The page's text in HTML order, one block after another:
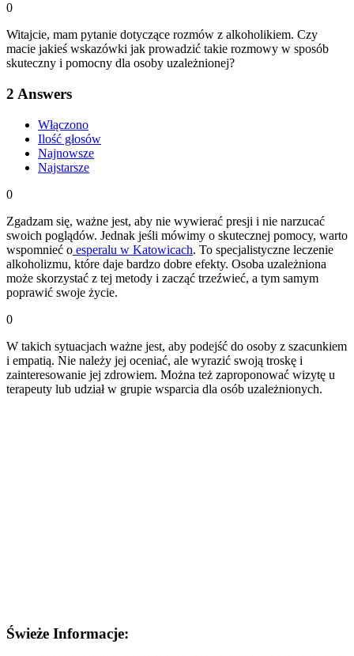
0
Witajcie, mam pytanie dotyczące rozmów z alkoholikiem. Czy
macie jakieś wskazówki jak prowadzić takie rozmowy w sposób
skuteczny i pomocny dla osoby uzależnionej?
2 Answers
Włączono
Ilość głosów
Najnowsze
Najstarsze
0
Zgadzam się, ważne jest, aby nie wywierać presji i nie narzucać
swoich poglądów. Jednak jeśli mówimy o skutecznej pomocy, warto
wspomnieć o esperalu w Katowicach. To specjalistyczne leczenie
alkoholizmu, które daje bardzo dobre efekty. Osoba uzależniona
może skorzystać z tej metody i zacząć trzeźwieć, a tym samym
poprawić swoje życie.
0
W takich sytuacjach ważne jest, aby podejść do osoby z szacunkiem
i empatią. Nie należy jej oceniać, ale wyrazić swoją troskę i
zainteresowanie jej zdrowiem. Można też zaproponować wizytę u
terapeuty lub udział w grupie wsparcia dla osób uzależnionych.
Świeże Informacje: